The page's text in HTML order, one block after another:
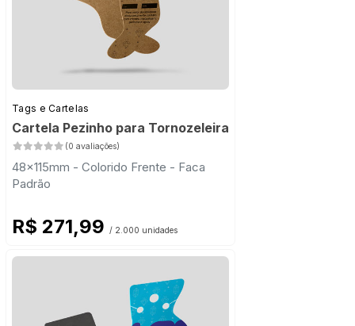
Tags e Cartelas
Cartela Pezinho para Tornozeleira
(0 avaliações)
48x115mm - Colorido Frente - Faca
Padrão
R$ 271,99 / 2.000 unidades